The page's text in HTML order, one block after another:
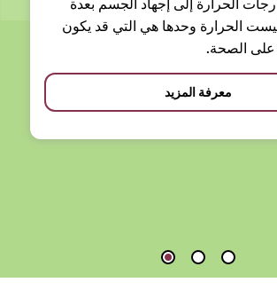
الحرارة إلى إجهاد الجسم بعدة
وحدها هي التي قد يكون
الصحة.
معرفة المزيد